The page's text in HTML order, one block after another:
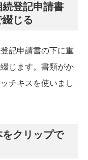
登記申請書
じる
記申請書の下に重
じます。書類がか
チキスを使いまし
クリップで